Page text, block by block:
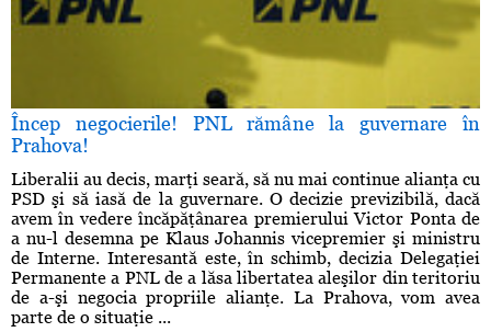
Încep negocierile! PNL rămâne la guvernare în
Prahova!
Liberalii au decis, marţi seară, să nu mai continue alianţa cu
PSD şi să iasă de la guvernare. O decizie previzibilă, dacă
avem în vedere încăpăţânarea premierului Victor Ponta de
a nu-l desemna pe Klaus Johannis vicepremier şi ministru
de Interne. Interesantă este, în schimb, decizia Delegaţiei
Permanente a PNL de a lăsa libertatea aleşilor din teritoriu
de a-şi negocia propriile alianţe. La Prahova, vom avea
parte de o situaţie ...